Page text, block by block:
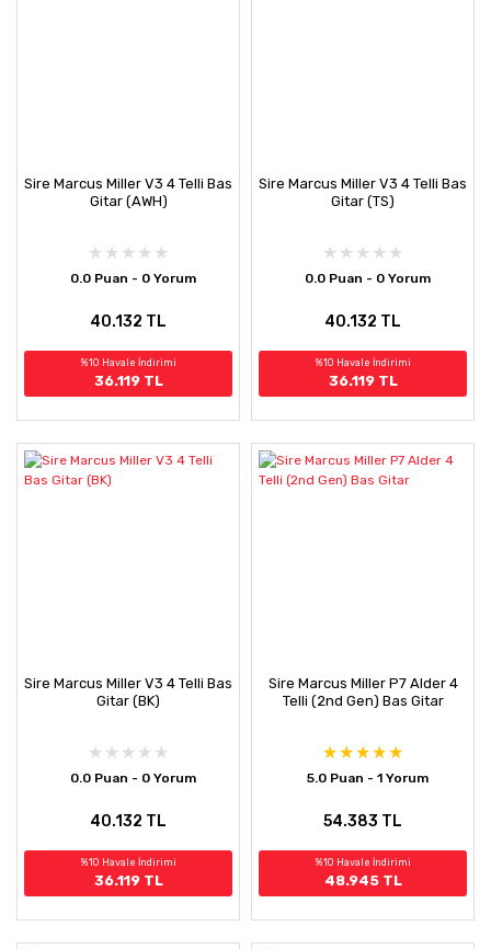
Sire Marcus Miller V3 4 Telli Bas
Gitar (AWH)
0.0 Puan - 0 Yorum
40.132 TL
%10 Havale İndirimi
36.119 TL
Sire Marcus Miller V3 4 Telli Bas
Gitar (TS)
0.0 Puan - 0 Yorum
40.132 TL
%10 Havale İndirimi
36.119 TL
Sire Marcus Miller V3 4 Telli Bas
Gitar (BK)
0.0 Puan - 0 Yorum
40.132 TL
%10 Havale İndirimi
36.119 TL
Sire Marcus Miller P7 Alder 4
Telli (2nd Gen) Bas Gitar
5.0 Puan - 1 Yorum
54.383 TL
%10 Havale İndirimi
48.945 TL